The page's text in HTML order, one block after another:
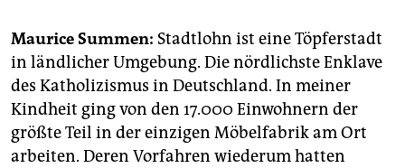
Maurice Summen: Stadtlohn ist eine Töpferstadt
in ländlicher Umgebung. Die nördlichste Enklave
des Katholizismus in Deutschland. In meiner
Kindheit ging von den 17.000 Einwohnern der
größte Teil in der einzigen Möbelfabrik am Ort
arbeiten. Deren Vorfahren wiederum hatten